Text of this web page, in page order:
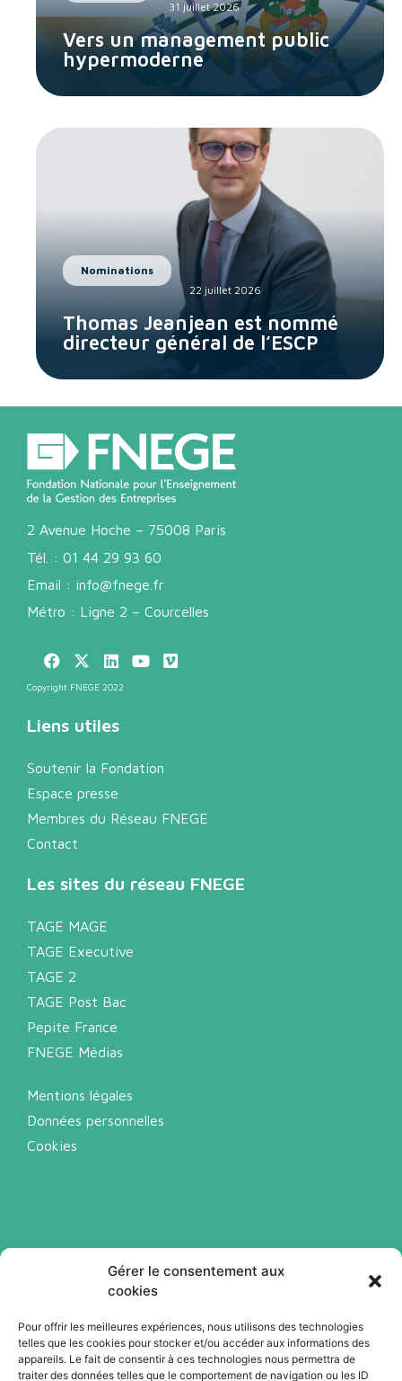
Gérer le consentement aux
cookies
Pour offrir les meilleures expériences, nous utilisons des technologies
telles que les cookies pour stocker et/ou accéder aux informations des
appareils. Le fait de consentir à ces technologies nous permettra de
traiter des données telles que le comportement de navigation ou les ID
31 juillet 2026
Vers un management public
hypermoderne
Nominations
22 juillet 2026
Thomas Jeanjean est nommé
directeur général de l’ESCP
2 Avenue Hoche – 75008 Paris
Tél. : 01 44 29 93 60
Email : info@fnege.fr
Métro : Ligne 2 – Courcelles
Copyright FNEGE 2022
Liens utiles
Soutenir la Fondation
Espace presse
Membres du Réseau FNEGE
Contact
Les sites du réseau FNEGE
TAGE MAGE
TAGE Executive
TAGE 2
TAGE Post Bac
Pepite France
FNEGE Médias
Mentions légales
Données personnelles
Cookies
Abonnez-vous à notre newsletter